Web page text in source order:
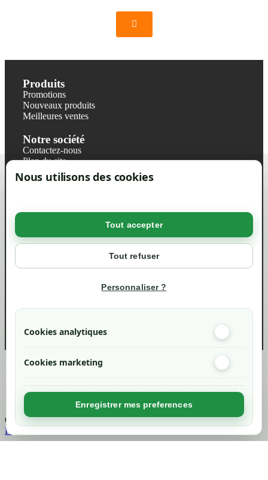
Nous utilisons des cookies
Tout accepter
Tout refuser
Personnaliser ?
Cookies analytiques
Cookies marketing
Enregistrer mes preferences
Produits
Promotions
Nouveaux produits
Meilleures ventes
Notre société
Contactez-nous
Plan du site
Magasin
Mentions légales
Politique de confidentialité RGPD
Votre compte
info@green-tech-shop.com
Created byNageoconcept
Chargement...
Retour en haut